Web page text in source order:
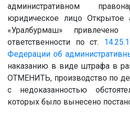
административном
юридическое лицо Открытое
«Уралбурмаш» привлечено
ответственности по ст. 14.25.1
Федерации об
наказанию в виде штрафа в
ОТМЕНИТЬ, производство по
с недоказанностью
которых было вынесено